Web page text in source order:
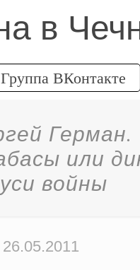
в
Группа ВКонтакте
Герман.
или
войны
26.05.2011